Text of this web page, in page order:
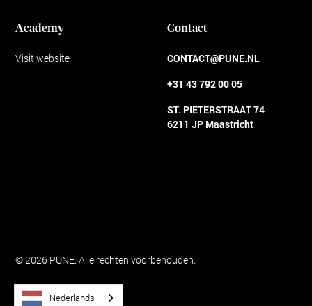
Academy
Visit website
Contact
CONTACT@PUNE.NL
+31 43 792 00 05
ST. PIETERSTRAAT 74
6211 JP Maastricht
© 2026 PUNE. Alle rechten voorbehouden.
Nederlands